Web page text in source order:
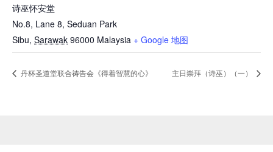
诗巫怀安堂
No.8, Lane 8, Seduan Park
Sibu, Sarawak 96000 Malaysia + Google 地图
丹杯圣道堂联合祷告会《得着智慧的心》 主日崇拜（诗巫）（一）